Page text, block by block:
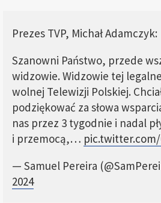
Prezes TVP, Michał Adamczyk:
Szanowni Państwo, przede
widzowie. Widzowie tej
wolnej Telewizji Polskiej.
podziękować za słowa
nas przez 3 tygodnie i nadal
i przemocą,… pic.twitter.com/
— Samuel Pereira
2024